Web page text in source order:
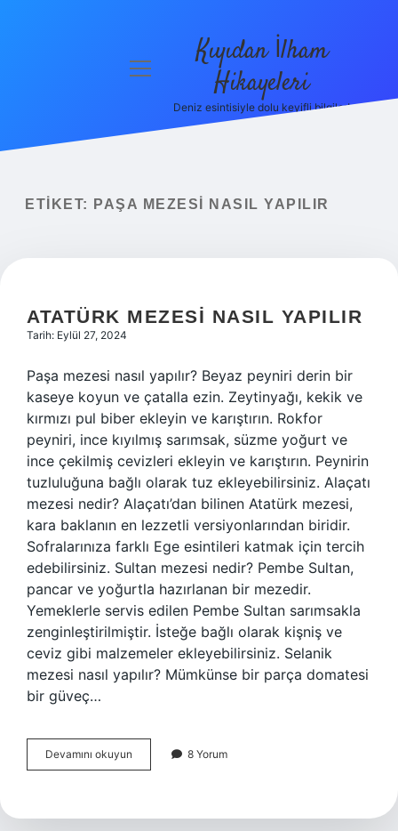
menüyü
Kıyıdan İlham
Hikayeleri
Deniz esintisiyle dolu keyifli bilgiler!
ETIKET: PAŞA MEZESI NASIL YAPILIR
ATATÜRK MEZESI NASIL YAPILIR
Tarih: Eylül 27, 2024
Paşa mezesi nasıl yapılır? Beyaz peyniri derin bir
kaseye koyun ve çatalla ezin. Zeytinyağı, kekik ve
kırmızı pul biber ekleyin ve karıştırın. Rokfor
peyniri, ince kıyılmış sarımsak, süzme yoğurt ve
ince çekilmiş cevizleri ekleyin ve karıştırın. Peynirin
tuzluluğuna bağlı olarak tuz ekleyebilirsiniz. Alaçatı
mezesi nedir? Alaçatı’dan bilinen Atatürk mezesi,
kara baklanın en lezzetli versiyonlarından biridir.
Sofralarınıza farklı Ege esintileri katmak için tercih
edebilirsiniz. Sultan mezesi nedir? Pembe Sultan,
pancar ve yoğurtla hazırlanan bir mezedir.
Yemeklerle servis edilen Pembe Sultan sarımsakla
zenginleştirilmiştir. İsteğe bağlı olarak kişniş ve
ceviz gibi malzemeler ekleyebilirsiniz. Selanik
mezesi nasıl yapılır? Mümkünse bir parça domatesi
bir güveç…
Devamını okuyun
Mezesi
8 Yorum